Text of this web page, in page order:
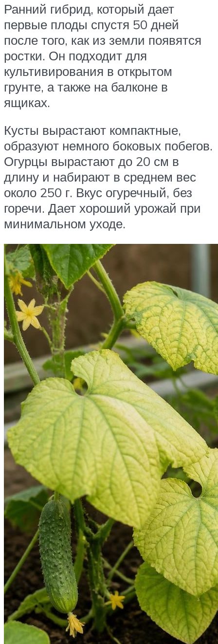
Ранний гибрид, который дает
первые плоды спустя 50 дней
после того, как из земли появятся
ростки. Он подходит для
культивирования в открытом
грунте, а также на балконе в
ящиках.
Кусты вырастают компактные,
образуют немного боковых побегов.
Огурцы вырастают до 20 см в
длину и набирают в среднем вес
около 250 г. Вкус огуречный, без
горечи. Дает хороший урожай при
минимальном уходе.